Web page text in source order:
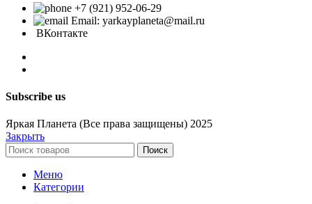
+7 (921) 952-06-29
Email: yarkayplaneta@mail.ru
ВКонтакте
Subscribe us
Яркая Планета (Все права защищены) 2025
Закрыть
Поиск
Меню
Категории